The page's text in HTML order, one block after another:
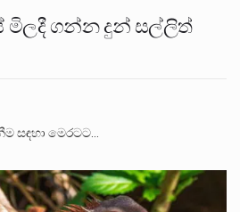
මිලදී ගන්න දුන් සල්ලිත්
සඳහා මෙරටට…